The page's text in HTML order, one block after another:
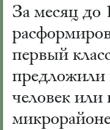
За месяц до
первый
предложили
человек